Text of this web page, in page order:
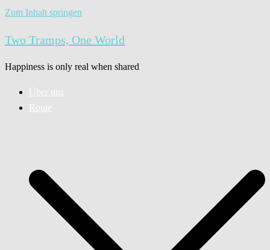
Zum Inhalt springen
Two Tramps, One World
Happiness is only real when shared
Über uns
Route